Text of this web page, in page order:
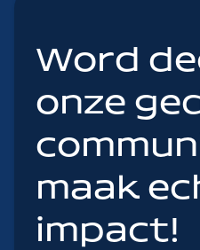
Word
onze
maak
impact!